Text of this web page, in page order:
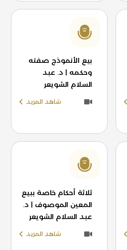
بيع الأنموذج صفته
وحكمه | د. عبد
السلام الشويعر
شاهد المزيد
ثلاثة أحكام خاصة ببيع
المعين الموصوف | د.
عبد السلام الشويعر
شاهد المزيد